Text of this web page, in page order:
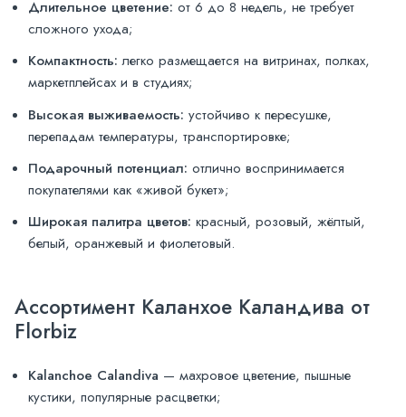
Длительное цветение: от 6 до 8 недель, не требует
сложного ухода;
Компактность: легко размещается на витринах, полках,
маркетплейсах и в студиях;
Высокая выживаемость: устойчиво к пересушке,
перепадам температуры, транспортировке;
Подарочный потенциал: отлично воспринимается
покупателями как «живой букет»;
Широкая палитра цветов: красный, розовый, жёлтый,
белый, оранжевый и фиолетовый.
Ассортимент Каланхое Каландива от
Florbiz
Kalanchoe Calandiva — махровое цветение, пышные
кустики, популярные расцветки;